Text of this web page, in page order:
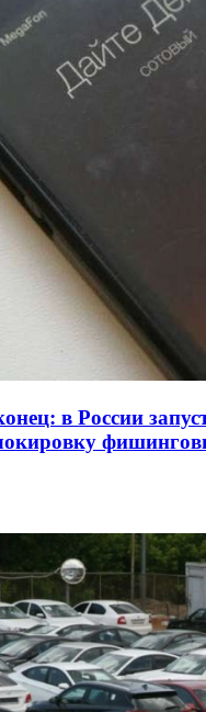
районе
моста через
в
в рамках Года
в России